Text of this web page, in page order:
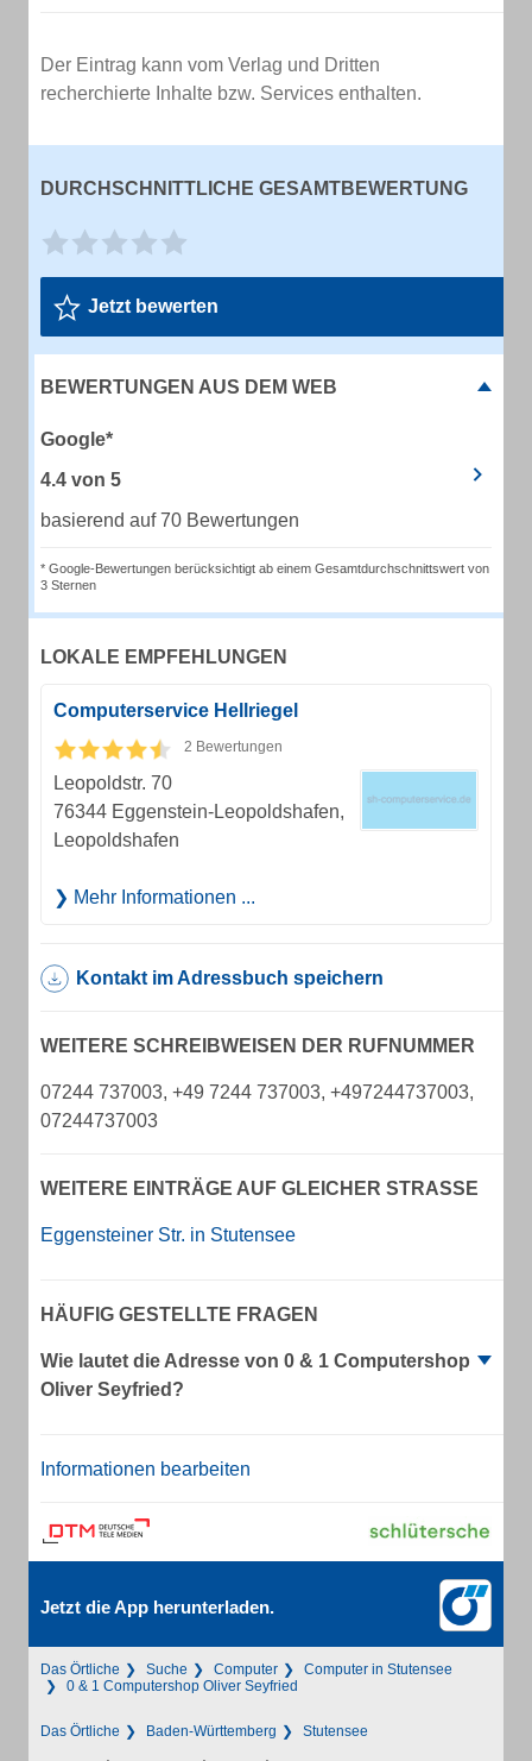
Der Eintrag kann vom Verlag und Dritten
recherchierte Inhalte bzw. Services enthalten.
DURCHSCHNITTLICHE GESAMTBEWERTUNG
Jetzt bewerten
BEWERTUNGEN AUS DEM WEB
Google*
4.4 von 5
basierend auf 70 Bewertungen
* Google-Bewertungen berücksichtigt ab einem Gesamtdurchschnittswert von
3 Sternen
LOKALE EMPFEHLUNGEN
Computerservice Hellriegel
2 Bewertungen
Leopoldstr. 70
76344 Eggenstein-Leopoldshafen,
Leopoldshafen
Mehr Informationen ...
Kontakt im Adressbuch speichern
WEITERE SCHREIBWEISEN DER RUFNUMMER
07244 737003, +49 7244 737003, +497244737003,
07244737003
WEITERE EINTRÄGE AUF GLEICHER STRASSE
Eggensteiner Str. in Stutensee
HÄUFIG GESTELLTE FRAGEN
Wie lautet die Adresse von 0 & 1 Computershop
Oliver Seyfried?
Informationen bearbeiten
Jetzt die App herunterladen.
Das Örtliche Suche Computer
Computer in Stutensee
0 & 1 Computershop Oliver Seyfried
Das Örtliche Baden-Württemberg Stutensee